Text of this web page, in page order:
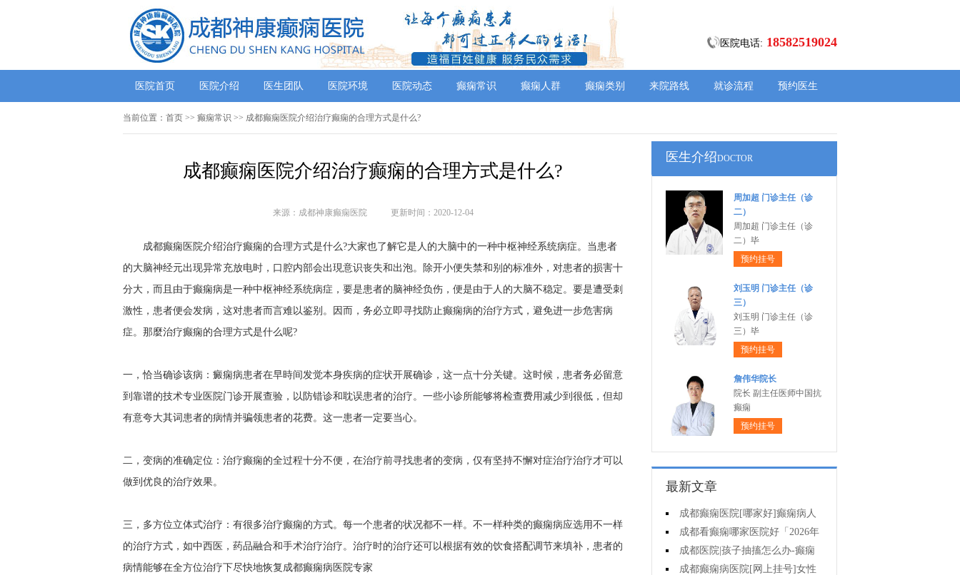
医院电话: 18582519024
医院首页 医院介绍 医生团队 医院环境 医院动态 癫痫常识 癫痫人群 癫痫类别 来院路线 就诊流程 预约医生
当前位置： 首页 >> 癫痫常识 >> 成都癫痫医院介绍治疗癫痫的合理方式是什么?
成都癫痫医院介绍治疗癫痫的合理方式是什么?
来源：成都神康癫痫医院 更新时间：2020-12-04
成都癫痫医院介绍治疗癫痫的合理方式是什么?大家也了解它是人的大脑中的一种中枢神经系统病症。当患者
的大脑神经元出现异常充放电时，口腔内部会出現意识丧失和出泡。除开小便失禁和别的标准外，对患者的损害十
分大，而且由于癫痫病是一种中枢神经系统病症，要是患者的脑神经负伤，便是由于人的大脑不稳定。要是遭受刺
激性，患者便会发病，这对患者而言难以鉴别。因而，务必立即寻找防止癫痫病的治疗方式，避免进一步危害病
症。那麼治疗癫痫的合理方式是什么呢?
一，恰当确诊该病：癜痫病患者在早時间发觉本身疾病的症状开展确诊，这一点十分关键。这时候，患者务必留意
到靠谱的技术专业医院门诊开展查验，以防错诊和耽误患者的治疗。一些小诊所能够将检查费用减少到很低，但却
有意夸大其词患者的病情并骗领患者的花费。这一患者一定要当心。
二，变病的准确定位：治疗癫痫的全过程十分不便，在治疗前寻找患者的变病，仅有坚持不懈对症治疗治疗才可以
做到优良的治疗效果。
三，多方位立体式治疗：有很多治疗癫痫的方式。每一个患者的状况都不一样。不一样种类的癫痫病应选用不一样
的治疗方式，如中西医，药品融合和手术治疗治疗。治疗时的治疗还可以根据有效的饮食搭配调节来填补，患者的
病情能够在全方位治疗下尽快地恢复 成都癫痫病医院专家
医生介绍DOCTOR
周加超 门诊主任（诊
二）
周加超 门诊主任（诊
二）毕
预约挂号
刘玉明 门诊主任（诊
三）
刘玉明 门诊主任（诊
三）毕
预约挂号
詹伟华院长
院长 副主任医师中国抗
癫痫
预约挂号
最新文章
成都癫痫医院[哪家好]癫痫病人
一定要注意哪些护理问题?
成都看癫痫哪家医院好「2026年
度公布」这些常见的食物能帮助癫
痫治疗!
成都医院|孩子抽搐怎么办-癫痫
性精神障碍的护理措施有哪些?
成都癫痫病医院[网上挂号]女性